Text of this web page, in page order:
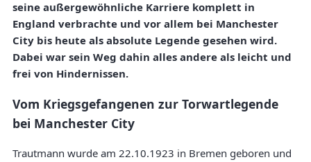
seine außergewöhnliche Karriere komplett in
England verbrachte und vor allem bei Manchester
City bis heute als absolute Legende gesehen wird.
Dabei war sein Weg dahin alles andere als leicht und
frei von Hindernissen.
Vom Kriegsgefangenen zur Torwartlegende
bei Manchester City
Trautmann wurde am 22.10.1923 in Bremen geboren und